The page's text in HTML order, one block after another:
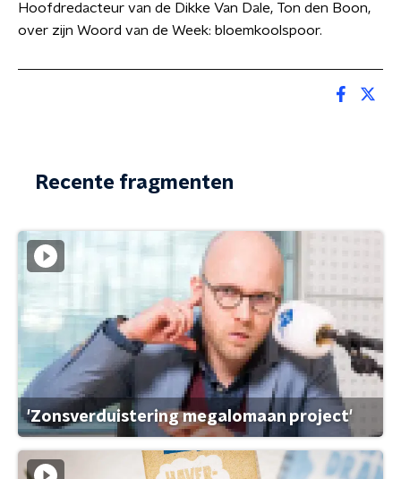
Hoofdredacteur van de Dikke Van Dale, Ton den Boon,
over zijn Woord van de Week: bloemkoolspoor.
Recente fragmenten
'Zonsverduistering megalomaan project'